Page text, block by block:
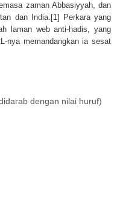
zaman Abbasiyyah, dan
dan India. [1]
Perkara yang
laman web anti-hadis, yang
nya memandangkan ia sesat
dengan nilai huruf)